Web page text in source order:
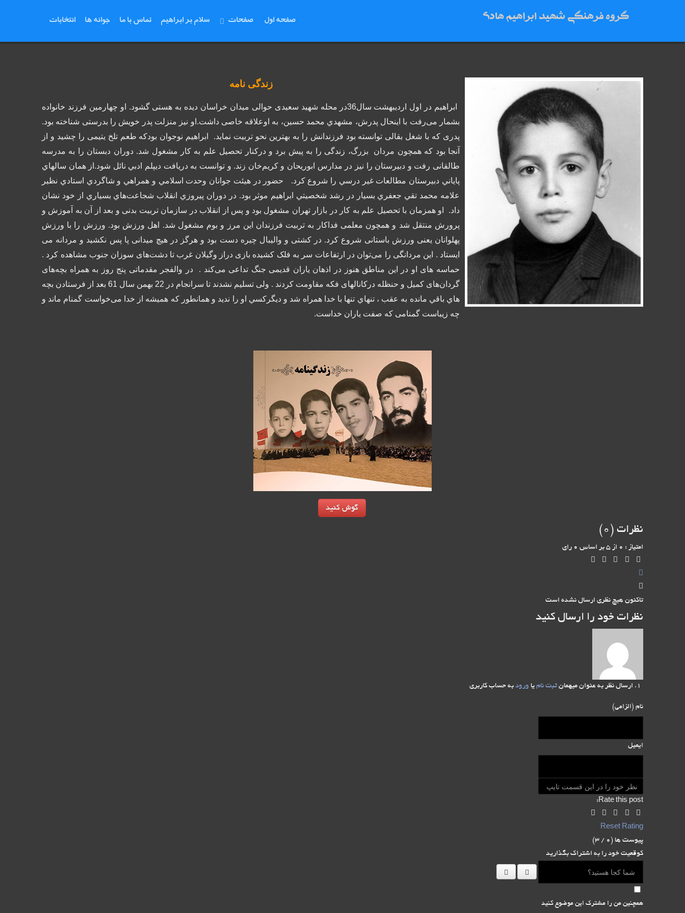
صفحه اول صفحات سلام بر ابراهیم تماس با ما جوانه ها انتخابات
زندگی نامه
ابراهیم در اول اردیبهشت سال36در محله شهید سعیدی حوالی میدان خراسان دیده به هستی گشود. او چهارمین فرزند خانواده
بشمار می‌رفت با اينحال پدرش، مشهدي محمد حسین، به اوعلاقه خاصی داشت. او نیز منزلت پدر خویش را بدرستی شناخته بود.
پدری که با شغل بقالی توانسته بود فرزندانش را به بهترین نحو تربیت نماید.
ابراهیم نوجوان بودکه طعم تلخ یتیمی را چشید و از
آنجا بود که همچون مردان بزرگ، زندگی را به پیش برد و درکنار تحصیل علم به کار مشغول شد. دوران دبستان را به مدرسه
طالقانی رفت و دبیرستان را نیز در مدارس ابوریحان و کریم‌خان زند. و توانست به دریافت دیپلم ادبي نائل شود.از همان سالهاي
پاياني دبيرستان مطالعات غير درسي را شروع كرد.
حضور در هيئت جوانان وحدت اسلامي و همراهي و شاگردي استادي نظير
علامه محمد تقي جعفري بسيار در رشد شخصيتي ابراهيم موثر بود. در دوران پيروزي انقلاب شجاعت‌هاي بسياري از خود نشان
داد. او همزمان با تحصیل علم به کار در بازار تهران مشغول بود و پس از انقلاب در سازمان تربیت بدنی و بعد از آن به آموزش و
پرورش منتقل شد و همچون معلمی فداکار به تربیت فرزندان این مرز و بوم مشغول شد. اهل ورزش بود. ورزش را با ورزش
پهلوانان یعنی ورزش باستانی شروع کرد. در کشتی و والیبال چیره دست بود و هرگز در هیچ میدانی پا پس نکشید و مردانه می
ایستاد . این مردانگی را می‌توان در ارتفاعات سر به فلک کشیده بازی دراز وگیلان غرب تا دشت‌های سوزان جنوب مشاهده کرد .
حماسه های او در این مناطق هنوز در اذهان یاران قدیمی جنگ تداعی می‌کند . در والفجر مقدماتی پنج روز به همراه بچه‌های
گردان‌های کمیل و حنظله درکانالهای فكه مقاومت ‌کردند . ولی تسلیم نشدند تا سرانجام در 22 بهمن سال 61 بعد از فرستادن بچه
هاي باقي مانده به عقب ، تنهاي تنها با خدا همراه شد و دیگركسي او را ندید و همانطور که هميشه از خدا می‌خواست گمنام ماند و
چه زیباست گمنامی که صفت یاران خداست.
گوش کنید
نظرات ( 0
)
امتیاز : 0 از 5 بر اساس 0 رای
تاکنون هیچ نظری ارسال نشده است
نظرات خود را ارسال کنید
ارسال نظر به عنوان میهمان ثبت نام یا ورود به حساب کاربری
نام (الزامی)
ایمیل
Rate this post:
Reset Rating
پیوست ها ( 0
/ 3)
کوقعیت خود را به اشتراک بگذارید
همچنین من را مشترک این موضوع کنید